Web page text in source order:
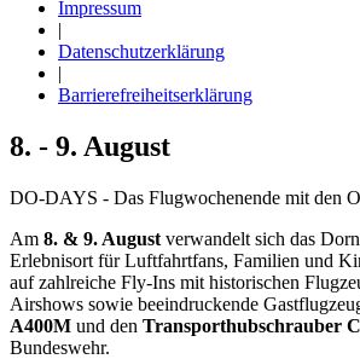
Impressum
|
Datenschutzerklärung
|
Barrierefreiheitserklärung
8. - 9. August
DO-DAYS - Das Flugwochenende mit den
Am 8. & 9. August verwandelt sich das
Erlebnisort für Luftfahrtfans, Familien und
auf zahlreiche Fly-Ins mit historischen
Airshows sowie beeindruckende
A400M und den Transporthubschrauber
Bundeswehr.